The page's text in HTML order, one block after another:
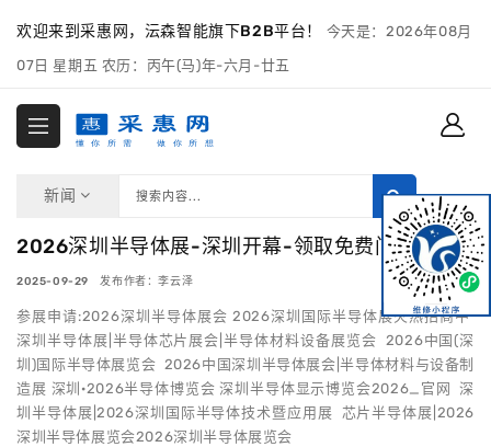
欢迎来到采惠网，沄森智能旗下B2B平台！ 今天是：2026年08月
07日 星期五 农历：丙午(马)年-六月-廿五
新闻
2026深圳半导体展-深圳开幕-领取免费门票
2025-09-29 发布作者：李云泽
参展申请:2026深圳半导体展会 2026深圳国际半导体展火热招商中
深圳半导体展|半导体芯片展会|半导体材料设备展览会 2026中国(深
圳)国际半导体展览会 2026中国深圳半导体展会|半导体材料与设备制
造展 深圳·2026半导体博览会 深圳半导体显示博览会2026_官网 深
圳半导体展|2026深圳国际半导体技术暨应用展 芯片半导体展|2026
深圳半导体展览会2026深圳半导体展览会